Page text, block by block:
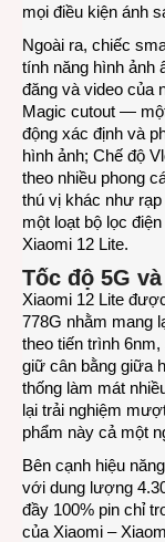
mọi điều kiện ánh
Ngoài ra, chiếc
tính năng hình ảnh
đăng và video của
Magic cutout —
động xác định và
hình ảnh; Chế độ
theo nhiều phong
thú vị khác như
một loạt bộ lọc
Xiaomi 12 Lite.
Tốc độ 5G
Xiaomi 12 Lite
778G nhằm mang
theo tiến trình
giữ cân bằng giữa
thống làm mát
lại trải nghiệm
phẩm này cả một
Bên cạnh hiệu
với dung lượng
đầy 100% pin chỉ
của Xiaomi –